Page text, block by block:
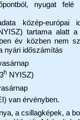
nyugat felé
közép-európai
tartama alatt a
év közben nem
nyári időszámítás
h NYISZ)
van érvényben.
a csillagképek, a